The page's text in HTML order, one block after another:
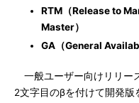
RTM（Release to
Master）
GA（General
一般ユーザー向けリリー
2文字目のβを付けて開発版